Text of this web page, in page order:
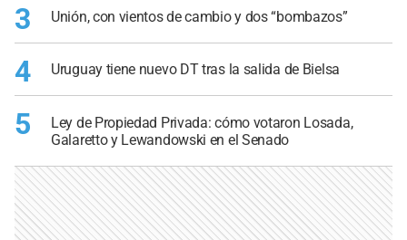
3 Unión, con vientos de cambio y dos “bombazos”
4 Uruguay tiene nuevo DT tras la salida de Bielsa
5
Ley de Propiedad Privada: cómo votaron Losada,
Galaretto y Lewandowski en el Senado